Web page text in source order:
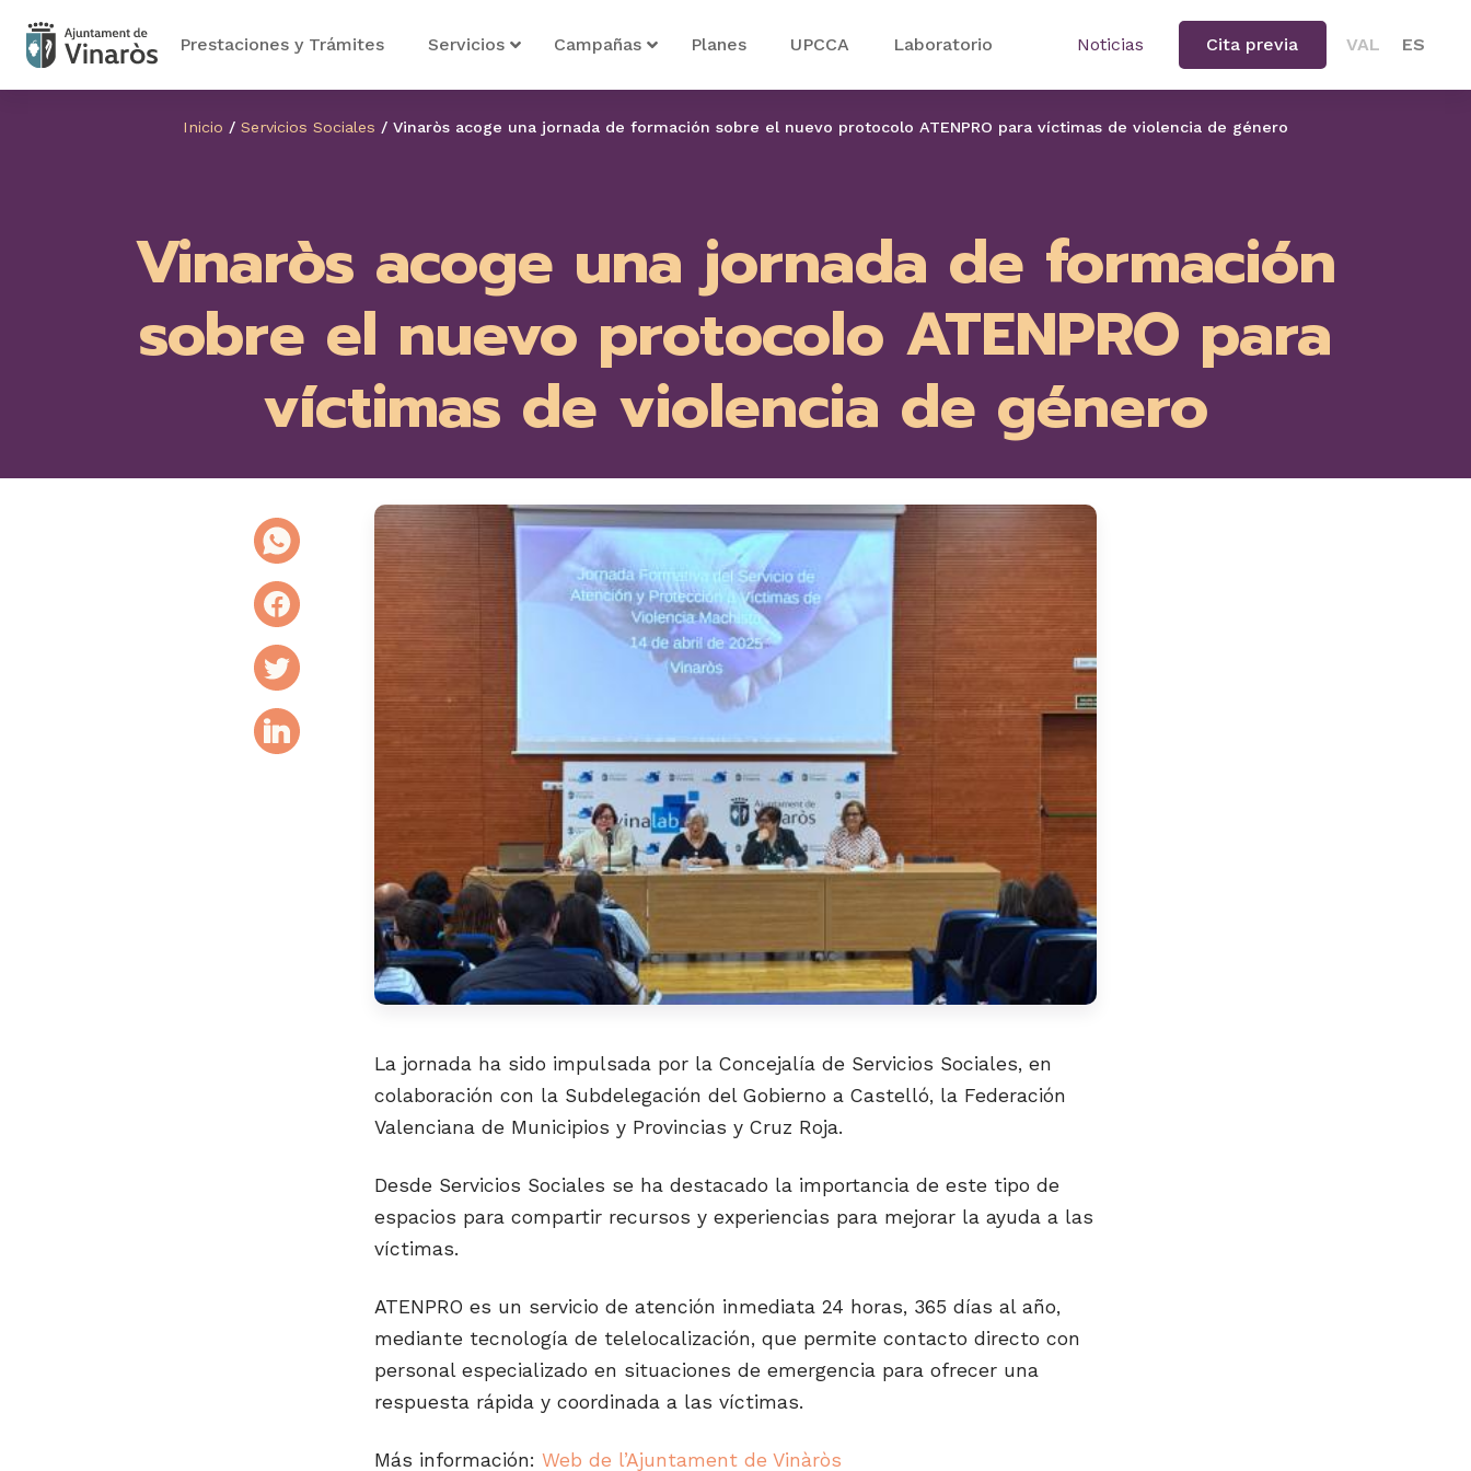
Prestaciones y Trámites Servicios Campañas Planes UPCCA Laboratorio Noticias Cita previa VAL ES
Inicio / Servicios Sociales / Vinaròs acoge una jornada de formación sobre el nuevo protocolo ATENPRO para víctimas de violencia de género
Vinaròs acoge una jornada de formación
sobre el nuevo protocolo ATENPRO para
víctimas de violencia de género
La jornada ha sido impulsada por la Concejalía de Servicios Sociales, en
colaboración con la Subdelegación del Gobierno a Castelló, la Federación
Valenciana de Municipios y Provincias y Cruz Roja.
Desde Servicios Sociales se ha destacado la importancia de este tipo de
espacios para compartir recursos y experiencias para mejorar la ayuda a las
víctimas.
ATENPRO es un servicio de atención inmediata 24 horas, 365 días al año,
mediante tecnología de telelocalización, que permite contacto directo con
personal especializado en situaciones de emergencia para ofrecer una
respuesta rápida y coordinada a las víctimas.
Más información:Web de l’Ajuntament de Vinàròs